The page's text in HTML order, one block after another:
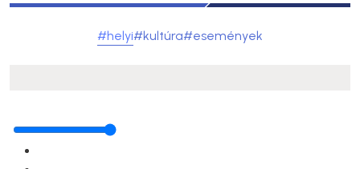
#helyi#kultúra#események